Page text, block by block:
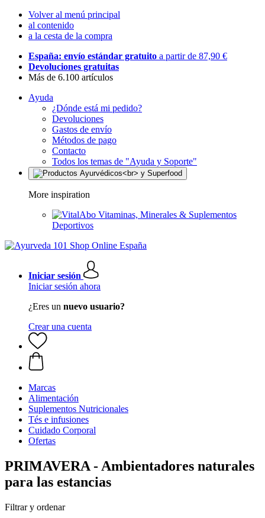
Volver al menú principal
al contenido
a la cesta de la compra
España: envío estándar gratuito a partir de 87,90 €
Devoluciones gratuitas
Más de 6.100 artículos
Ayuda
¿Dónde está mi pedido?
Devoluciones
Gastos de envío
Métodos de pago
Contacto
Todos los temas de "Ayuda y Soporte"
More inspiration
Vitaminas, Minerales & Suplementos
Deportivos
Iniciar sesión
Iniciar sesión ahora
¿Eres un nuevo usuario?
Crear una cuenta
Marcas
Alimentación
Suplementos Nutricionales
Tés e infusiones
Cuidado Corporal
Ofertas
PRIMAVERA - Ambientadores naturales
para las estancias
Filtrar y ordenar